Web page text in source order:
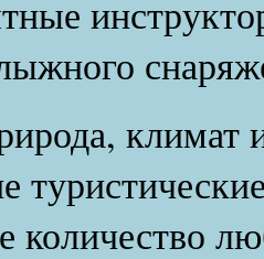
климат
количество